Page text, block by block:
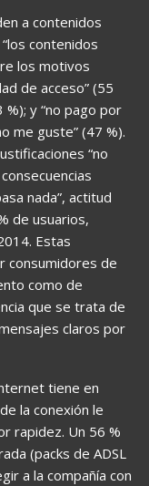
a contenidos
contenidos
los motivos
de acceso” (55
%); y “no pago por
me guste” (47 %).
“no
nada”, actitud
de usuarios,
Estas
consumidores de
como de
que se trata de
claros por
tiene en
la conexión le
rapidez. Un 56 %
(packs de ADSL
a la compañía con